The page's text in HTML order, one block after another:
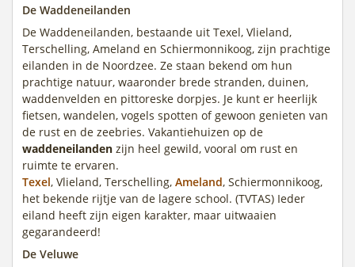
De Waddeneilanden
De Waddeneilanden, bestaande uit Texel, Vlieland,
Terschelling, Ameland en Schiermonnikoog, zijn prachtige
eilanden in de Noordzee. Ze staan bekend om hun
prachtige natuur, waaronder brede stranden, duinen,
waddenvelden en pittoreske dorpjes. Je kunt er heerlijk
fietsen, wandelen, vogels spotten of gewoon genieten van
de rust en de zeebries. Vakantiehuizen op de
waddeneilanden zijn heel gewild, vooral om rust en
ruimte te ervaren.
Texel, Vlieland, Terschelling, Ameland, Schiermonnikoog,
het bekende rijtje van de lagere school. (TVTAS) Ieder
eiland heeft zijn eigen karakter, maar uitwaaien
gegarandeerd!
De Veluwe